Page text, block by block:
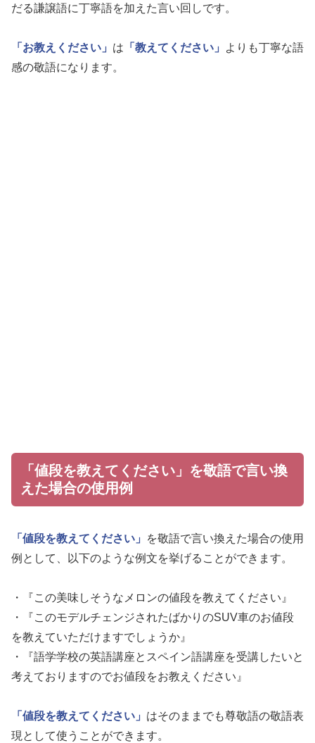
だる謙譲語に丁寧語を加えた言い回しです。
「お教えください」 は 「教えてください」
よりも丁寧な語
感の敬語になります。
「値段を教えてください」を敬語で言い換
えた場合の使用例
「値段を教えてください」
を敬語で言い換えた場合の使用
例として、以下のような例文を挙げることができます。
・『この美味しそうなメロンの値段を教えてください』
・『このモデルチェンジされたばかりのSUV車のお値段
を教えていただけますでしょうか』
・『語学学校の英語講座とスペイン語講座を受講したいと
考えておりますのでお値段をお教えください』
「値段を教えてください」 はそのままでも尊敬語の敬語表
現として使うことができます。